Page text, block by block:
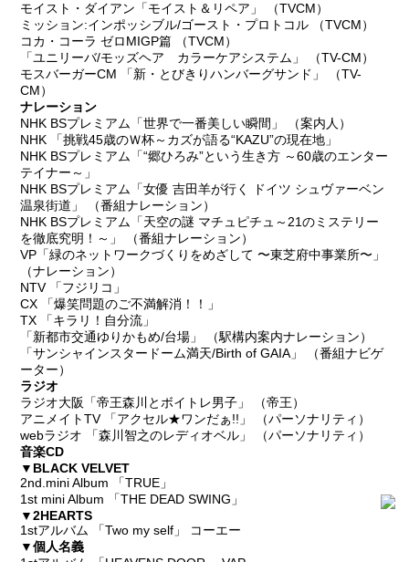
モイスト・ダイアン「モイスト＆リペア」 （TVCM）
ミッション:インポッシブル/ゴースト・プロトコル （TVCM）
コカ・コーラ ゼロMIGP篇 （TVCM）
「ユニリーバ/モッズヘア カラーケアシステム」 （TV-CM）
モスバーガーCM 「新・とびきりハンバーグサンド」 （TV-
CM）
ナレーション
NHK BSプレミアム「世界で一番美しい瞬間」 （案内人）
NHK 「挑戦45歳のＷ杯～カズが語る“KAZU”の現在地」
NHK BSプレミアム「“郷ひろみ”という生き方 ～60歳のエンター
テイナー～」
NHK BSプレミアム「女優 吉田羊が行く ドイツ シュヴァーベン
温泉街道」 （番組ナレーション）
NHK BSプレミアム「天空の謎 マチュピチュ～21のミステリー
を徹底究明！～」 （番組ナレーション）
VP「緑のネットワークづくりをめざして 〜東芝府中事業所〜」
（ナレーション）
NTV 「フジリコ」
CX 「爆笑問題のご不満解消！！」
TX 「キラリ！自分流」
「新都市交通ゆりかもめ/台場」 （駅構内案内ナレーション）
「サンシャインスタードーム満天/Birth of GAIA」 （番組ナビゲ
ーター）
ラジオ
ラジオ大阪「帝王森川とボイトレ男子」 （帝王）
アニメイトTV 「アクセル★ワンだぁ!!」 （パーソナリティ）
webラジオ 「森川智之のレディオベル」 （パーソナリティ）
音楽CD
▼BLACK VELVET
2nd.mini Album 「TRUE」
1st mini Album 「THE DEAD SWING」
▼2HEARTS
1stアルバム 「Two my self」 コーエー
▼個人名義